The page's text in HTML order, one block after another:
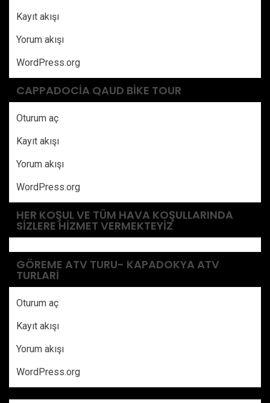
Kayıt akışı
Yorum akışı
WordPress.org
CAPPADOCIA QAUD BIKE TOUR
Oturum aç
Kayıt akışı
Yorum akışı
WordPress.org
HER KOŞUL VE TÜM HAVA KOŞULLARINDA
SIZLERE HIZMET VERMEKTEYIZ
GÖREME ATV TURU- KAPADOKYA ATV
TURLARI
Oturum aç
Kayıt akışı
Yorum akışı
WordPress.org